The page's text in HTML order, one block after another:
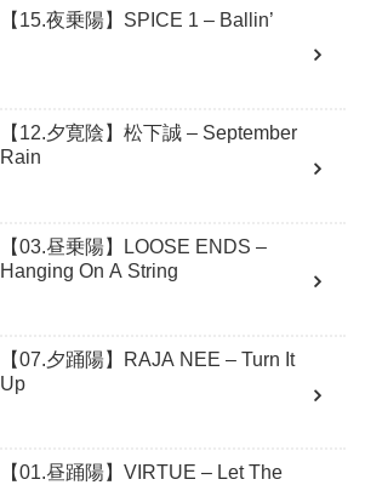
【15.夜乗陽】SPICE 1 – Ballin’
【12.夕寛陰】松下誠 – September
Rain
【03.昼乗陽】LOOSE ENDS –
Hanging On A String
【07.夕踊陽】RAJA NEE – Turn It
Up
【01.昼踊陽】VIRTUE – Let The